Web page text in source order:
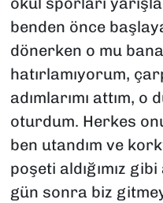
benden önce
dönerken o mu
hatırlamıyorum,
adımlarımı attım, o
oturdum. Herkes
ben utandım ve
poşeti aldığımız
gün sonra biz